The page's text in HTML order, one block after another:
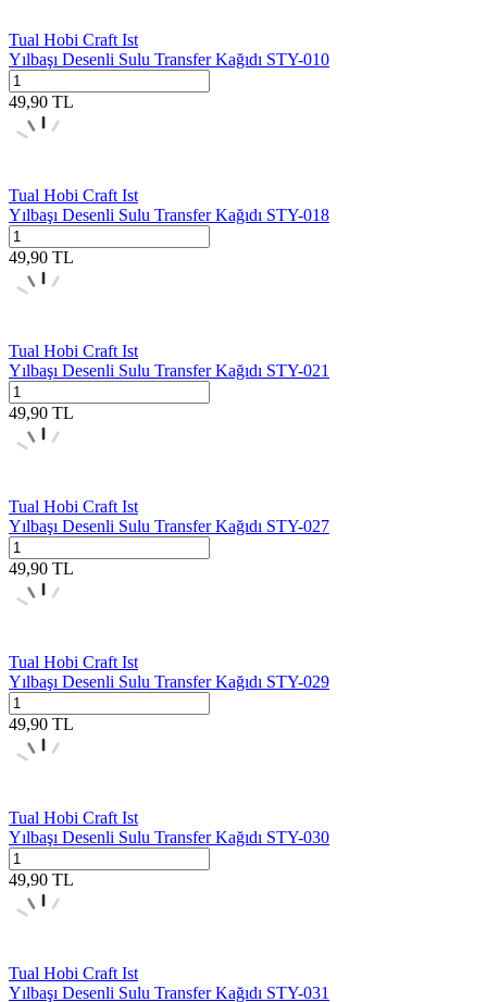
Tual Hobi Craft Ist
Yılbaşı Desenli Sulu Transfer Kağıdı STY-010
49,90 TL
Tual Hobi Craft Ist
Yılbaşı Desenli Sulu Transfer Kağıdı STY-018
49,90 TL
Tual Hobi Craft Ist
Yılbaşı Desenli Sulu Transfer Kağıdı STY-021
49,90 TL
Tual Hobi Craft Ist
Yılbaşı Desenli Sulu Transfer Kağıdı STY-027
49,90 TL
Tual Hobi Craft Ist
Yılbaşı Desenli Sulu Transfer Kağıdı STY-029
49,90 TL
Tual Hobi Craft Ist
Yılbaşı Desenli Sulu Transfer Kağıdı STY-030
49,90 TL
Tual Hobi Craft Ist
Yılbaşı Desenli Sulu Transfer Kağıdı STY-031